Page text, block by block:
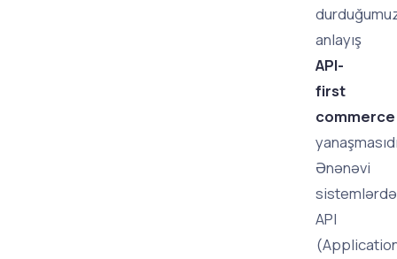
anlayış
API-
first
commerce
Ənənəvi
sistemlərdə
API